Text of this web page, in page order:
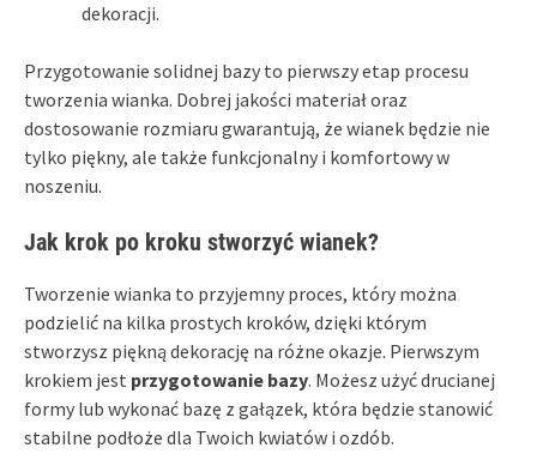
dekoracji.
Przygotowanie solidnej bazy to pierwszy etap procesu
tworzenia wianka. Dobrej jakości materiał oraz
dostosowanie rozmiaru gwarantują, że wianek będzie nie
tylko piękny, ale także funkcjonalny i komfortowy w
noszeniu.
Jak krok po kroku stworzyć wianek?
Tworzenie wianka to przyjemny proces, który można
podzielić na kilka prostych kroków, dzięki którym
stworzysz piękną dekorację na różne okazje. Pierwszym
krokiem jest przygotowanie bazy. Możesz użyć drucianej
formy lub wykonać bazę z gałązek, która będzie stanowić
stabilne podłoże dla Twoich kwiatów i ozdób.